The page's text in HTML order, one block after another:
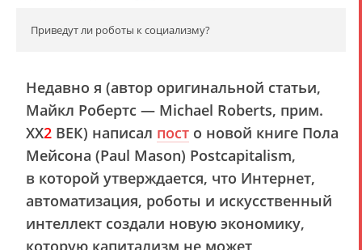
Приведут ли роботы к социализму?
Недавно я (автор оригинальной статьи,
Майкл Робертс — Michael Roberts, прим.
XX2 ВЕК) написал пост о новой книге Пола
Мейсона (Paul Mason) Postcapitalism,
в которой утверждается, что Интернет,
автоматизация, роботы и искусственный
интеллект создали новую экономику,
которую капитализм не может